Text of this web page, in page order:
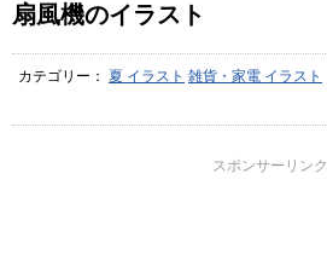
扇風機のイラスト
カテゴリー： 夏 イラスト 雑貨・家電 イラスト
スポンサーリンク